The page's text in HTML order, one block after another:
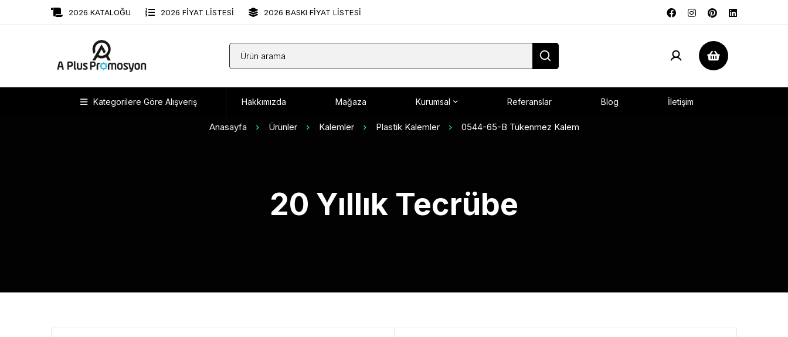
2026 KATALOĞU 2026 FİYAT LİSTESİ 2026 BASKI FİYAT LİSTESİ
Kategorilere Göre Alışveriş Hakkımızda Mağaza Kurumsal Referanslar Blog İletişim
Anasayfa Ürünler Kalemler Plastik Kalemler 0544-65-B Tükenmez Kalem
20 Yıllık Tecrübe